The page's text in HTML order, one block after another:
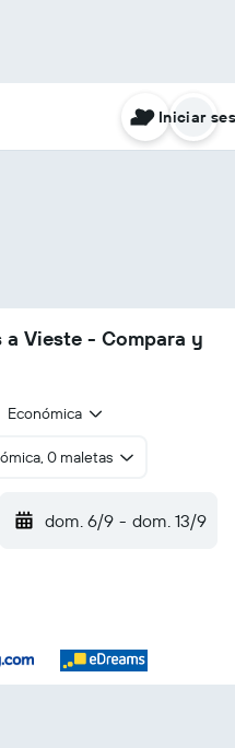
Iniciar
Vieste - Compara y
Económica
0 maletas
dom. 6/9 - dom. 13/9